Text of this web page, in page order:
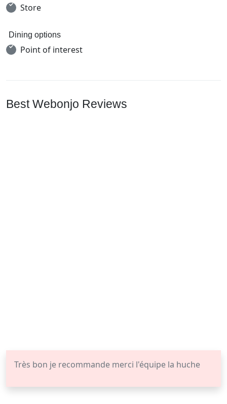
Store
Dining options
Point of interest
Best Webonjo Reviews
Très bon je recommande merci l'équipe la huche